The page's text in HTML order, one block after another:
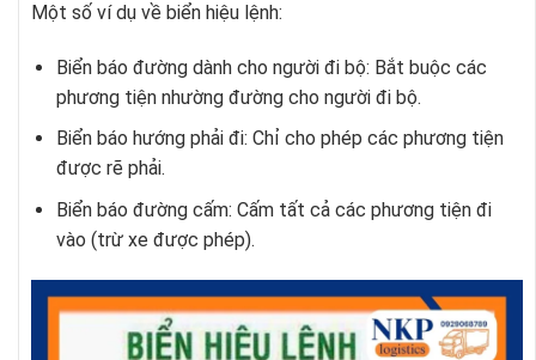
Một số ví dụ về biển hiệu lệnh:
Biển báo đường dành cho người đi bộ: Bắt buộc các
phương tiện nhường đường cho người đi bộ.
Biển báo hướng phải đi: Chỉ cho phép các phương tiện
được rẽ phải.
Biển báo đường cấm: Cấm tất cả các phương tiện đi
vào (trừ xe được phép).